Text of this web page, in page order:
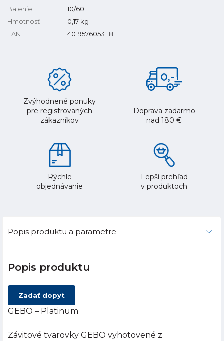
Balenie
10/60
Hmotnosť
0,17 kg
EAN
4019576053118
Zvýhodnené ponuky
pre registrovaných
zákazníkov
Doprava zadarmo
nad 180 €
Rýchle
objednávanie
Lepší prehľad
v produktoch
Popis produktu a parametre
Popis produktu
Zadať dopyt
GEBO – Platinum
Závitové tvarovky GEBO vyhotovené z